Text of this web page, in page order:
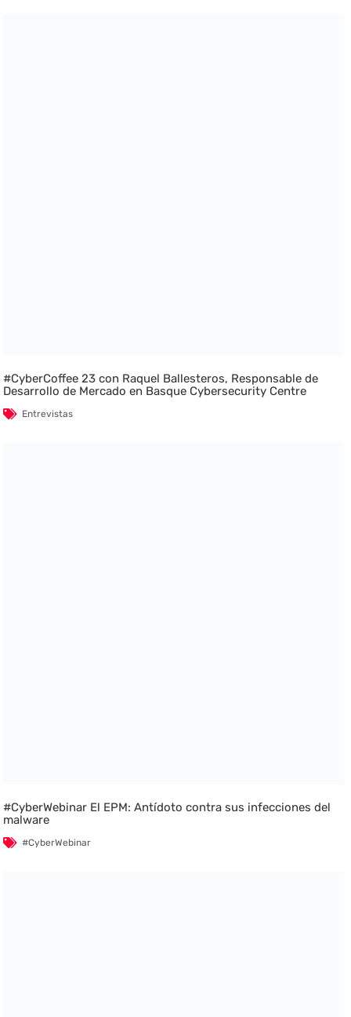
#CyberCoffee 23 con Raquel Ballesteros, Responsable de
Desarrollo de Mercado en Basque Cybersecurity Centre
Entrevistas
#CyberWebinar El EPM: Antídoto contra sus infecciones del
malware
#CyberWebinar